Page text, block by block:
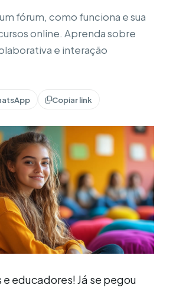
fórum, como funciona e sua
online. Aprenda sobre
e interação
Copiar link
e educadores! Já se pegou